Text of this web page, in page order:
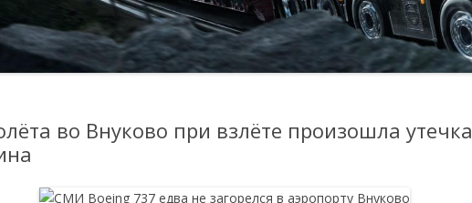
во Внуково при взлёте произошла утечка